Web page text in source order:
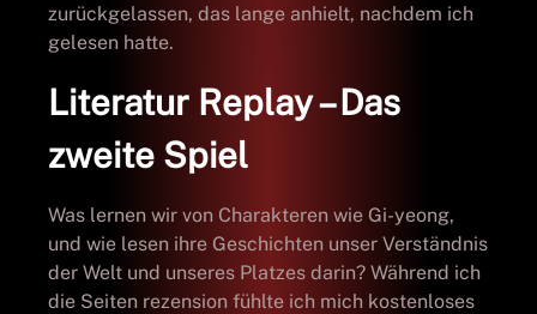
zurückgelassen, das lange anhielt, nachdem ich
gelesen hatte.
Literatur Replay – Das
zweite Spiel
Was lernen wir von Charakteren wie Gi-yeong,
und wie lesen ihre Geschichten unser Verständnis
der Welt und unseres Platzes darin? Während ich
die Seiten rezension fühlte ich mich kostenloses